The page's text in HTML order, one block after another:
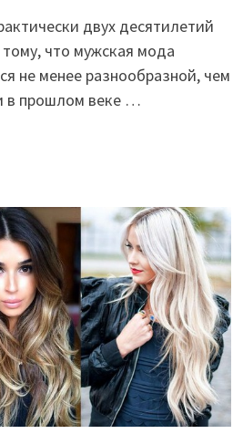
двух десятилетий
что мужская мода
не менее разнообразной, чем
в прошлом веке …